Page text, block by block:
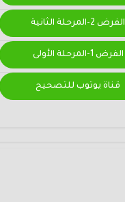
الفرض 2-المرحلة الثانية
الفرض 1-المرحلة الأولى
قناة يوتوب للتصحيح